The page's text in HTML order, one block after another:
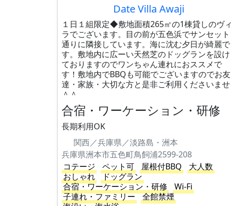
Date Villa Awaji
１日１組限定◆敷地面積265㎡の1棟貸しのヴィ
ラでございます。目の前が五色浜でサンセット
通りに隣接しています。海に沈む夕日が綺麗で
す。敷地内に広ーい天然芝のドッグランを設け
ておりますのでワンちゃん連れにおススメで
す！敷地内でBBQも可能でございますのでお友
達・家族・大切な方と是非ご利用くださいませ
＾＾
合宿・ワーケーション・研修
長期利用OK
関西／兵庫県／淡路島・洲本
兵庫県洲本市五色町鳥飼浦2599-208
コテージ
ペット可 屋根付BBQ
大人数
おしゃれ
ドッグラン
合宿・ワーケーション・研修
Wi-Fi
子連れ・ファミリー
全館禁煙